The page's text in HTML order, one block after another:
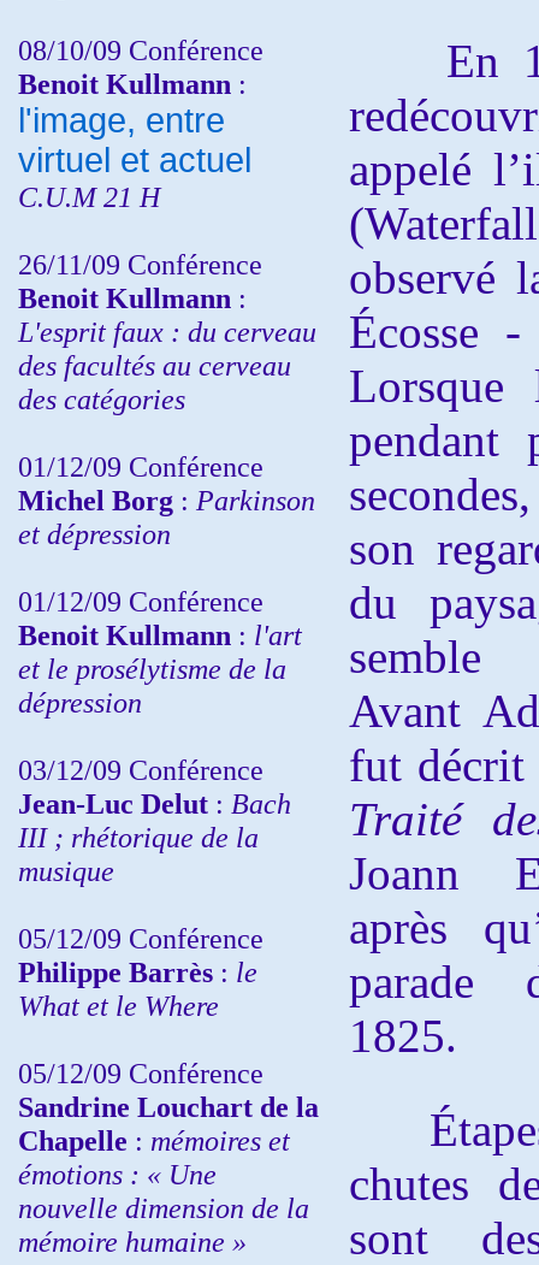
08/10/09 Conférence
Benoit Kullmann :
l'image, entre
virtuel et actuel
C.U.M 21 H
26/11/09 Conférence
Benoit Kullmann :
L'esprit faux : du cerveau
des facultés au cerveau
des catégories
01/12/09 Conférence
Michel Borg : Parkinson
et dépression
01/12/09 Conférence
Benoit Kullmann : l'art
et le prosélytisme de la
dépression
03/12/09 Conférence
Jean-Luc Delut : Bach
III ; rhétorique de la
musique
05/12/09 Conférence
Philippe Barrès : le
What et le Where
05/12/09 Conférence
Sandrine Louchart de la
Chapelle : mémoires et
émotions : « Une
nouvelle dimension de la
mémoire humaine »
En
appelé
observé
Écosse
Lorsque
pendant
son
du
semble
Avant
fut décrit
Traité
Joann
après
parade
1825.
chutes
sont